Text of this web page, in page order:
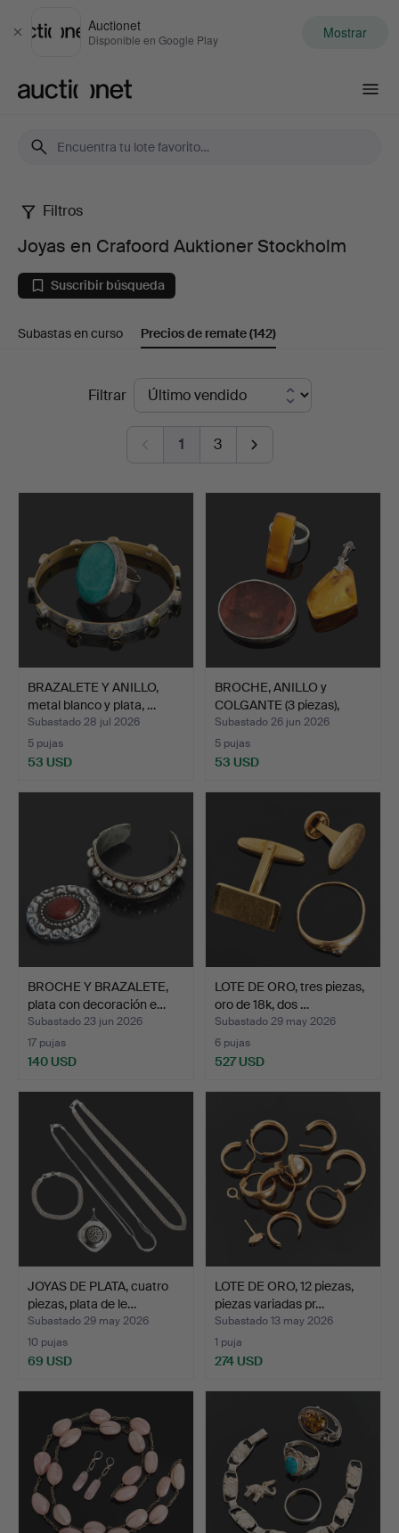
Cerrar
Auctionet
Disponible en Google Play Mostrar
Joyas
en
Crafoord
Auktioner
Stockholm
Filtros
Joyas en Crafoord Auktioner Stockholm
Suscribir búsqueda
Subastas en curso Precios de remate(142)
Filtrar
1 3
BRAZALETE Y ANILLO,
metal blanco y plata, …
Subastado 28 jul 2026
5 pujas
53 USD
BROCHE, ANILLO y
COLGANTE (3 piezas),
plat…
Subastado 26 jun 2026
5 pujas
53 USD
BROCHE Y BRAZALETE,
plata con decoración e…
Subastado 23 jun 2026
17 pujas
140 USD
LOTE DE ORO, tres piezas,
oro de 18k, dos …
Subastado 29 may 2026
6 pujas
527 USD
JOYAS DE PLATA, cuatro
piezas, plata de le…
Subastado 29 may 2026
10 pujas
69 USD
LOTE DE ORO, 12 piezas,
piezas variadas pr…
Subastado 13 may 2026
1 puja
274 USD